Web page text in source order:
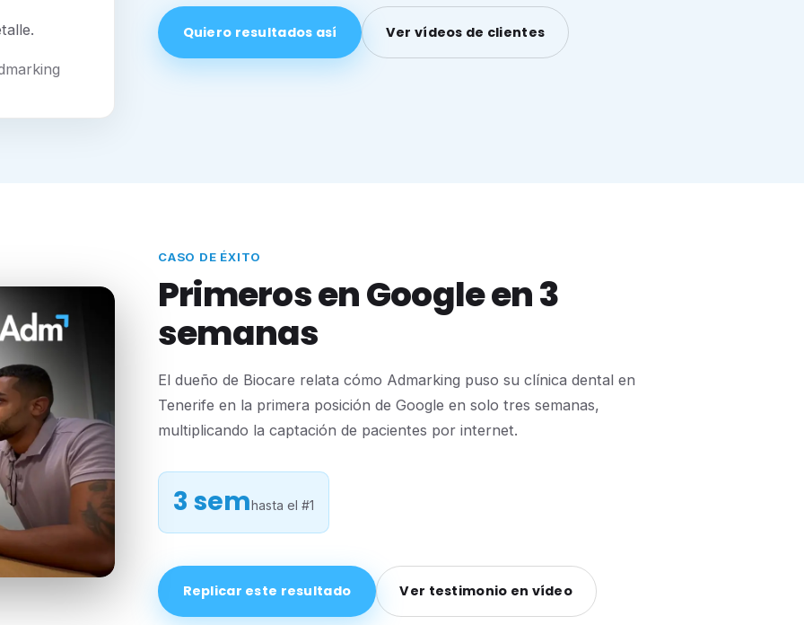
Quiero resultados así Ver vídeos de clientes
CASO DE ÉXITO
Primeros en Google en 3
semanas
El dueño de Biocare relata cómo Admarking puso su clínica dental en
Tenerife en la primera posición de Google en solo tres semanas,
multiplicando la captación de pacientes por internet.
3 semhasta el #1
Replicar este resultado Ver testimonio en vídeo